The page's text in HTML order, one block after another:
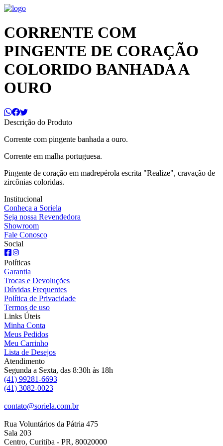
CORRENTE COM
PINGENTE DE CORAÇÃO
COLORIDO BANHADA A
OURO
Descrição do Produto
Corrente com pingente banhada a ouro.
Corrente em malha portuguesa.
Pingente de coração em madrepérola escrita "Realize", cravação de
zircônias coloridas.
Institucional
Conheça a Soriela
Seja nossa Revendedora
Showroom
Fale Conosco
Social
Políticas
Garantia
Trocas e Devoluções
Dúvidas Frequentes
Política de Privacidade
Termos de uso
Links Úteis
Minha Conta
Meus Pedidos
Meu Carrinho
Lista de Desejos
Atendimento
Segunda a Sexta, das 8:30h às 18h
(41) 99281-6693
(41) 3082-0023
contato@soriela.com.br
Rua Voluntários da Pátria 475
Sala 203
Centro, Curitiba - PR, 80020000